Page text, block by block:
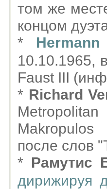
том же
концом
*
10.10.1965,
Faust III
* Richard
после слов
* Рамутис
дирижируя